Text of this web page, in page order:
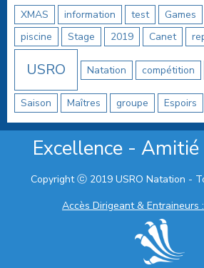
XMAS information test Games
piscine
Stage 2019 Canet
USRO Natation compétition
Saison Maîtres groupe Espoirs
Excellence -
Copyright ⓒ 2019 USRO Natation -
Accès Dirigeant & Entraineurs